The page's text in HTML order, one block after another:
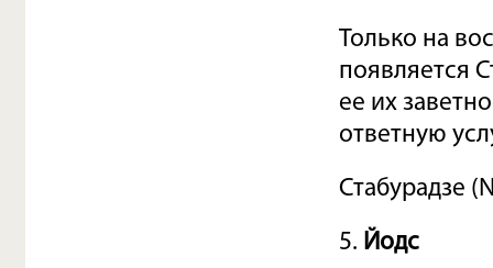
Только на
появляется
ее их
ответную
Стабурадзе
5. Йодс